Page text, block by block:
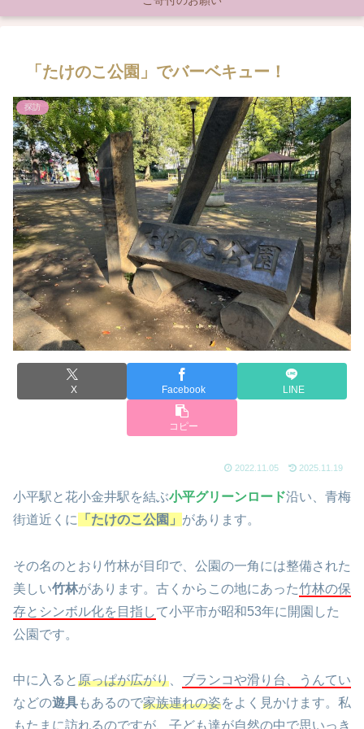
「たけのこ公園」でバーベキュー！
探訪
X Facebook LINE
コピー
2022.11.05 2025.11.19
小平駅と花小金井駅を結ぶ小平グリーンロード沿い、青梅
街道近くに
「たけのこ公園」 があります。
その名のとおり竹林が目印で、公園の一角には整備された
美しい竹林があります。古くからこの地にあった竹林の保
存とシンボル化を目指して小平市が昭和53年に開園した
公園です。
中に入ると原っぱが広がり、 ブランコや滑り台、うんてい
などの遊具もあるので家族連れの姿をよく見かけます。私
もたまに訪れるのですが、子ども達が自然の中で思いっき